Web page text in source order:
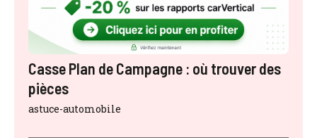
Casse Plan de Campagne : où trouver des
pièces
astuce-automobile